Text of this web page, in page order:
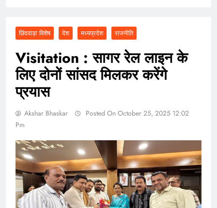
छिंदवाड़ा विशेष देश मध्यप्रदेश राजनीति
Visitation : सागर रेल लाइन के
लिए दोनों सांसद मिलकर करेंगे
प्रयास
Akshar Bhaskar
Posted On October 25, 2025 12:02
Pm